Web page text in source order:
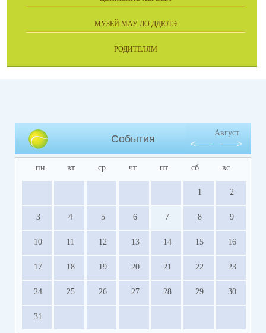
МУЗЕЙ МАУ ДО ДДЮТЭ
РОДИТЕЛЯМ
События
Август
пн вт ср чт пт сб вс
1 2
3 4 5 6 7 8 9
10 11 12 13 14 15 16
17 18 19 20 21 22 23
24 25 26 27 28 29 30
31